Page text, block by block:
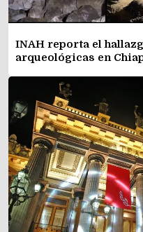
INAH reporta el
arqueológicas en